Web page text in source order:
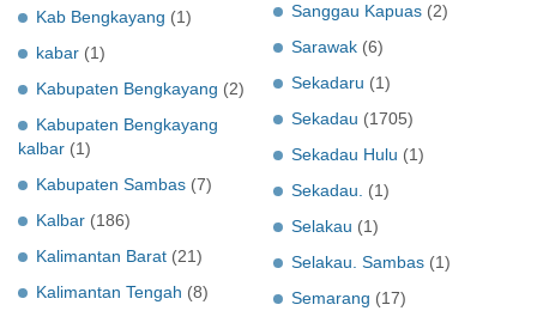
Kab Bengkayang (1)
kabar (1)
Kabupaten Bengkayang (2)
Kabupaten Bengkayang
kalbar (1)
Kabupaten Sambas (7)
Kalbar (186)
Kalimantan Barat (21)
Kalimantan Tengah (8)
Sanggau Kapuas (2)
Sarawak (6)
Sekadaru (1)
Sekadau (1705)
Sekadau Hulu (1)
Sekadau.
(1)
Selakau (1)
Selakau. Sambas (1)
Semarang (17)